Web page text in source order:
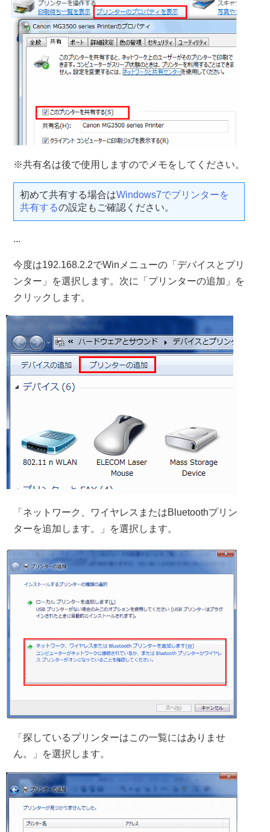
※共有名は後で使用しますのでメモをしてください。
初めて共有する場合はWindows7でプリンターを
共有するの設定もご確認ください。
...
今度は192.168.2.2でWinメニューの「デバイスとプリ
ンター」を選択します。次に「プリンターの追加」を
クリックします。
「ネットワーク、ワイヤレスまたはBluetoothプリン
ターを追加します。」を選択します。
「探しているプリンターはこの一覧にはありませ
ん。」を選択します。